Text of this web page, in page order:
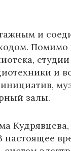
и
Помимо
и
залы.
Кудрявцева
настоящее